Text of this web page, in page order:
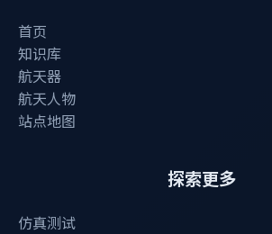
首页
知识库
航天器
航天人物
站点地图
探索更多
仿真测试